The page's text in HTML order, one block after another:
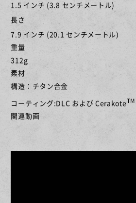
1.5 インチ (3.8 センチメートル)
長さ
7.9 インチ (20.1 センチメートル)
重量
312g
素材
構造：チタン合金
コーティング:DLC および CerakoteTM
関連動画